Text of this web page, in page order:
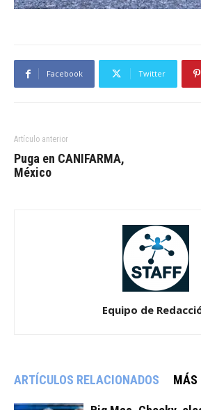
Facebook Twitter
Artículo anterior
Puga en CANIFARMA,
México
Equipo de
ARTÍCULOS RELACIONADOS MÁS